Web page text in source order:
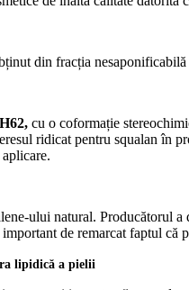
din fracția
cu o coformație
ridicat pentru squalan în
ului natural. Producătorul
de remarcat faptul
lipidică a pielii